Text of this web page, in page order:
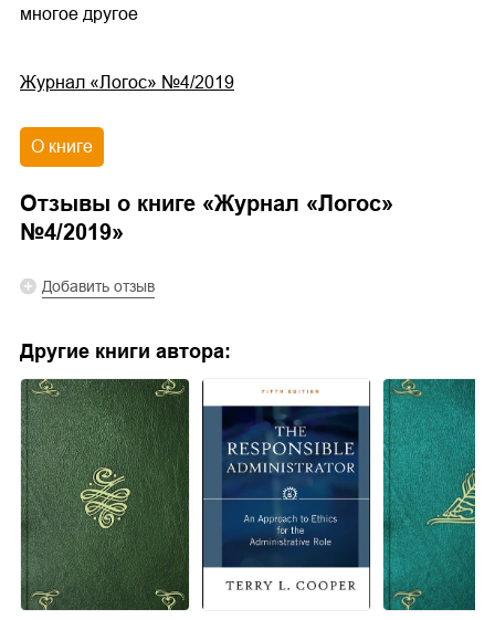
многое другое
Журнал «Логос» №4/2019
О книге
Отзывы о книге «Журнал «Логос»
№4/2019»
Добавить отзыв
Другие книги автора: